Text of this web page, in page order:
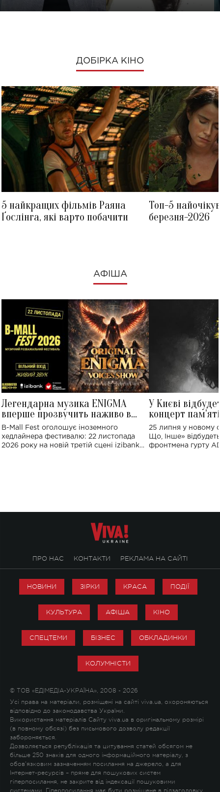
ДОБІРКА КІНО
5 найкращих фільмів Раяна
Ґослінга, які варто побачити
Топ-5
березня-2026
АФІША
Легендарна музика ENIGMA
вперше прозвучить наживо в
Україні: де відбудеться концерт
B-Mall Fest оголошує іноземного
хедлайнера фестивалю: 22 листопада
2026 року на новій третій сцені izibank
У Києві
концерт
Клименка:
виконають
25 липня у новому
Що, Інше»
фронтмена гурту
ПРО НАС КОНТАКТИ РЕКЛАМА НА САЙТІ
НОВИНИ ЗІРКИ КРАСА ПОДІЇ
КУЛЬТУРА АФІША КІНО
СПЕЦТЕМИ БІЗНЕС ОБКЛАДИНКИ
КОЛУМНІСТИ
© ТОВ «ЕДІМЕДІА-УКРАЇНА», 2008 - 2026
Усі права на матеріали, розміщені на сайті viva.ua, охороняються
відповідно до законодавства України.
Використання матеріалів Сайту viva.ua в оригінальному розмірі
(в повному обсязі) без письмового дозволу редакції
забороняється.
Дозволяється републікація та цитування статей обсягом не
більше 250 знаків для одного інформаційного матеріалу, з
обов'язковим зазначенням посилання на джерело, а для
Інтернет-ресурсів – пряме для пошукових систем
гіперпосилання, не закрите від індексації пошуковими
системами. Гіперпосилання має бути розміщене в підзаголовку